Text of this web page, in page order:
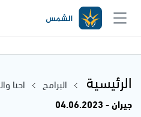
الرئيسية البرامج احنا
جيران - 04.06.2023